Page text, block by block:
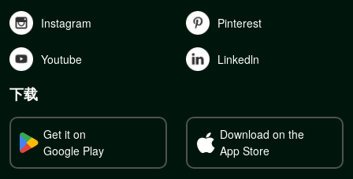
Instagram Pinterest
Youtube Linkedln
下载
Get it on
Google Play
Download on the
App Store